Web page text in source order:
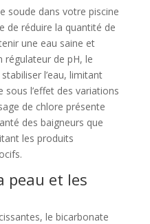
soude dans votre piscine
de réduire la quantité de
une eau saine et
régulateur de pH, le
l’eau, limitant
l’effet des variations
de chlore présente
des baigneurs que
les produits
peau et les
le bicarbonate